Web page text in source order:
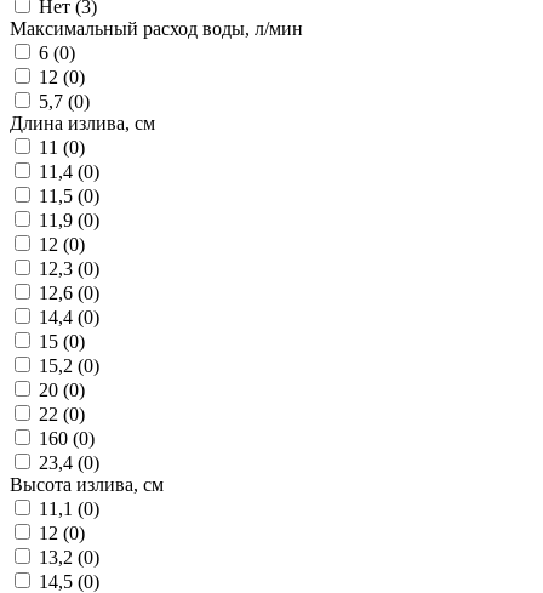
Нет (3)
Максимальный расход воды, л/мин
6 (0)
12 (0)
5,7 (0)
Длина излива, см
11 (0)
11,4 (0)
11,5 (0)
11,9 (0)
12 (0)
12,3 (0)
12,6 (0)
14,4 (0)
15 (0)
15,2 (0)
20 (0)
22 (0)
160 (0)
23,4 (0)
Высота излива, см
11,1 (0)
12 (0)
13,2 (0)
14,5 (0)